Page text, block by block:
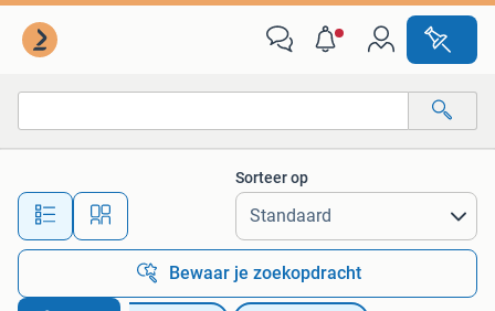
Alle afstanden…
Sorteer op
Bewaar je zoekopdracht